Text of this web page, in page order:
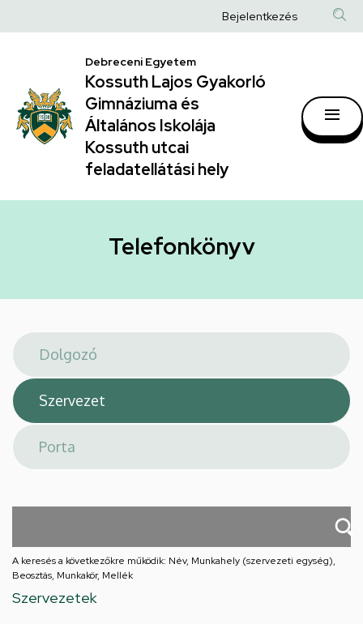
|
Kossuth
Lajos
Gyakorló
Gimnáziuma
Általános
hely
a
Anonim
fiók
Bejelentkezés
Debreceni Egyetem
Kossuth Lajos Gyakorló
Gimnáziuma és
Általános Iskolája
Kossuth utcai
feladatellátási hely
Telefonkönyv
A keresés a következőkre működik: Név, Munkahely (szervezeti egység),
Beosztás, Munkakör, Mellék
Szervezetek